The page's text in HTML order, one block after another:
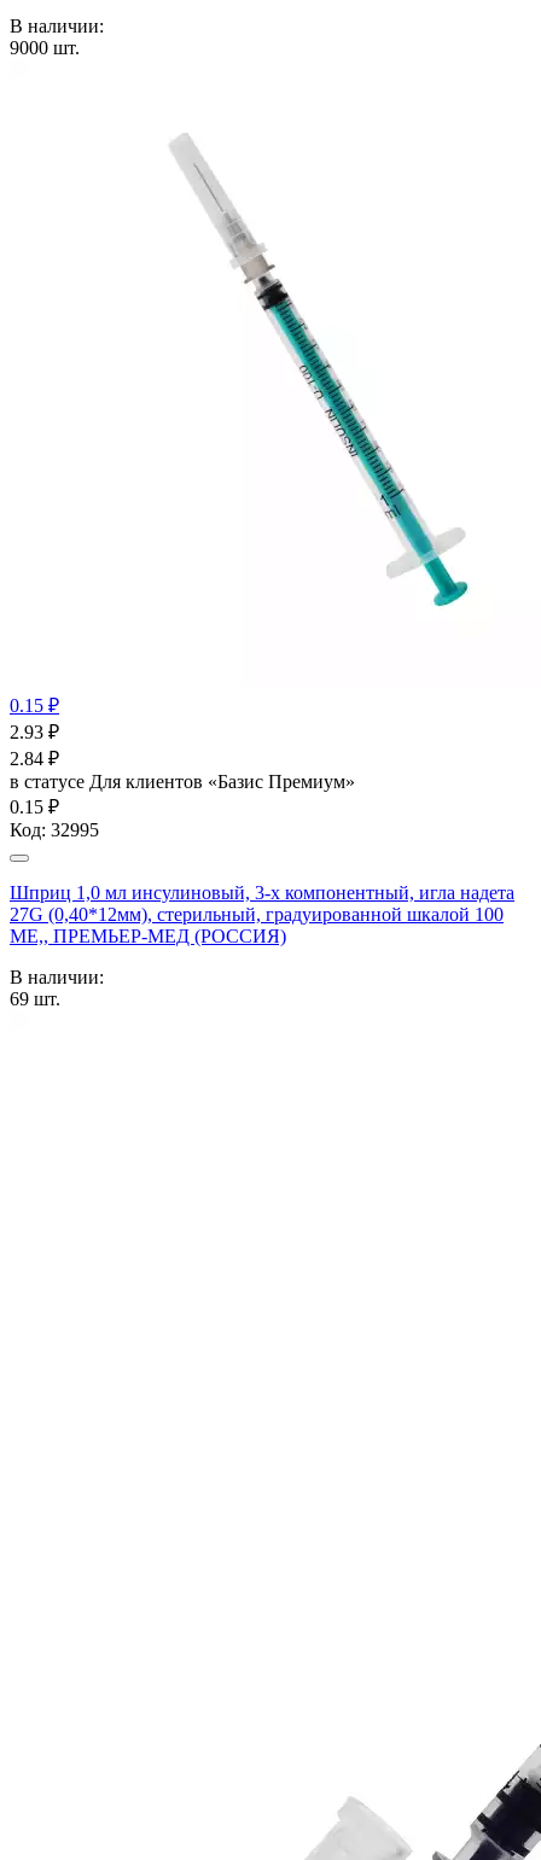
В наличии:
9000 шт.
0.15 ₽
2.93 ₽
2.84 ₽
в статусе Для клиентов «Базис Премиум»
0.15 ₽
Код: 32995
Шприц 1,0 мл инсулиновый, 3-х компонентный, игла надета
27G (0,40*12мм), стерильный, градуированной шкалой 100
МЕ,, ПРЕМЬЕР-МЕД (РОССИЯ)
В наличии:
69 шт.